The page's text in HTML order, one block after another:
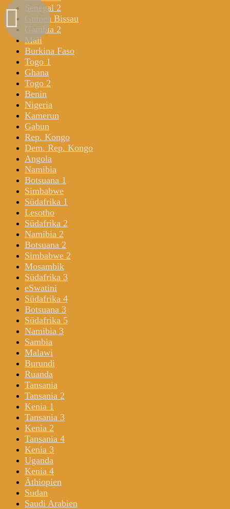
Senegal 2
Guinea Bissau
Gambia 2
Mali
Burkina Faso
Togo 1
Ghana
Togo 2
Benin
Nigeria
Kamerun
Gabun
Rep. Kongo
Dem. Rep. Kongo
Angola
Namibia
Botsuana 1
Simbabwe
Südafrika 1
Lesotho
Südafrika 2
Namibia 2
Botsuana 2
Simbabwe 2
Mosambik
Südafrika 3
eSwatini
Südafrika 4
Botsuana 3
Südafrika 5
Namibia 3
Sambia
Malawi
Burundi
Ruanda
Tansania
Tansania 2
Kenia 1
Tansania 3
Kenia 2
Tansania 4
Kenia 3
Uganda
Kenia 4
Äthiopien
Sudan
Saudi Arabien